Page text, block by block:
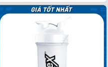
là:
96.000₫.
tại
là: